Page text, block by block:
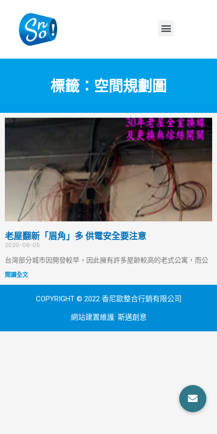
標籤：空間規劃圖
老屋翻新「眉角」多 供電安全要注意
2020-06-05
台灣部分城市因開發較早，因此擁有許多屋齡較高的老式公寓，而公
閱讀全文
COPYRIGHT © 2022 香尼歐整合行銷有限公司
網站建置維護: 斯邁創意